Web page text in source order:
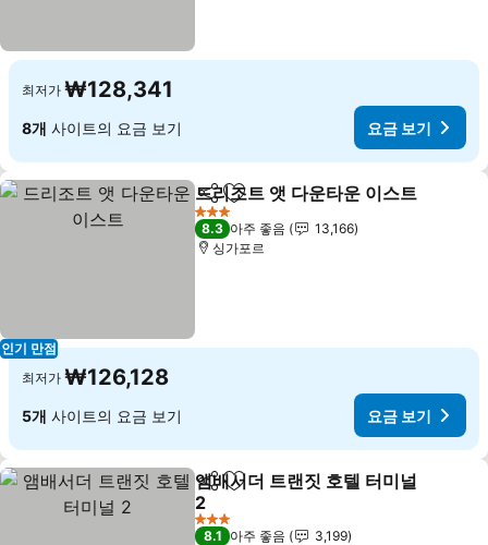
최저가 ₩128,341
8개 사이트의 요금 보기 요금 보기
인기 만점
공유 즐겨찾기에 추가
드리조트 앳 다운타운 이스트
3 성급
8.3 아주 좋음
13,166
싱가포르
최저가 ₩126,128
5개 사이트의 요금 보기 요금 보기
공유 즐겨찾기에 추가
앰배서더 트랜짓 호텔 터미널
2
요금 보기
3 성급
8.1 아주 좋음
3,199